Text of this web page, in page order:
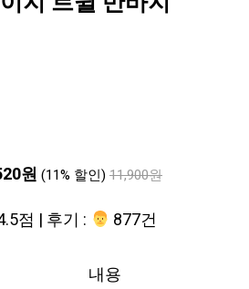
원 (11% 할인) 11,900원
점 | 후기 : ‍‍ 877건
내용